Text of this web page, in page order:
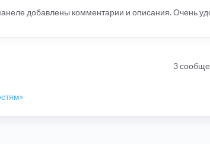
добавлены комментарии и описания. Очень
3